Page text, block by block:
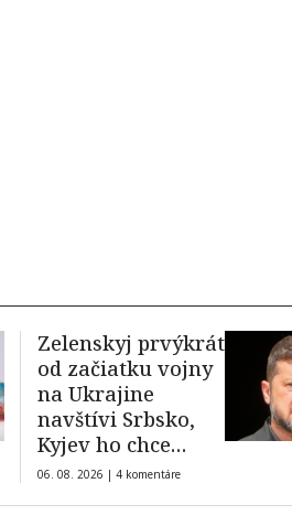
Zelenskyj prvýkrát
od začiatku vojny
na Ukrajine
navštívi Srbsko,
Kyjev ho chce
odpútať od
06. 08. 2026 | 4 komentáre